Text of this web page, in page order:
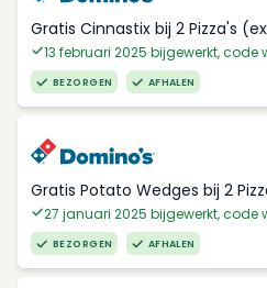
Gratis Cinnastix bij 2 Pizza's
13 februari 2025 bijgewerkt, code
BEZORGEN AFHALEN
Gratis Potato Wedges bij 2
27 januari 2025 bijgewerkt, code
BEZORGEN AFHALEN